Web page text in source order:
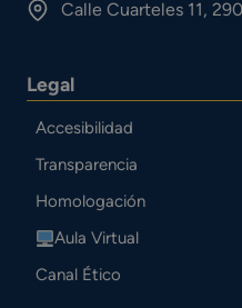
Calle Cuarteles 11,
Legal
Accesibilidad
Transparencia
Homologación
Aula Virtual
Canal Ético